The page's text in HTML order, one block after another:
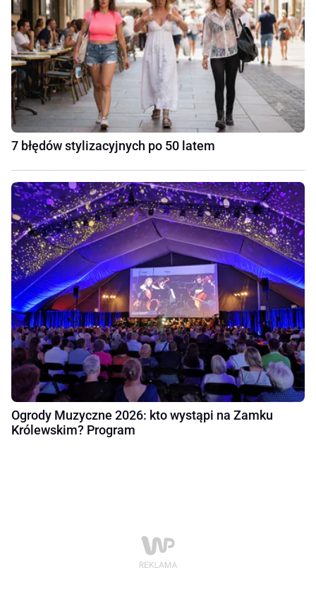
7 błędów stylizacyjnych po 50 latem
Ogrody Muzyczne 2026: kto wystąpi na Zamku
Królewskim? Program